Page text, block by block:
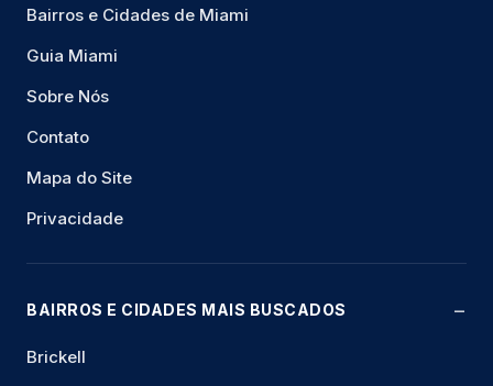
Bairros e Cidades de Miami
Guia Miami
Sobre Nós
Contato
Mapa do Site
Privacidade
BAIRROS E CIDADES MAIS BUSCADOS
Brickell